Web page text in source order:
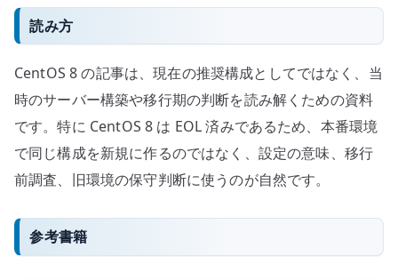
読み方
CentOS 8 の記事は、現在の推奨構成としてではなく、当
時のサーバー構築や移行期の判断を読み解くための資料
です。特に CentOS 8 は EOL 済みであるため、本番環境
で同じ構成を新規に作るのではなく、設定の意味、移行
前調査、旧環境の保守判断に使うのが自然です。
参考書籍